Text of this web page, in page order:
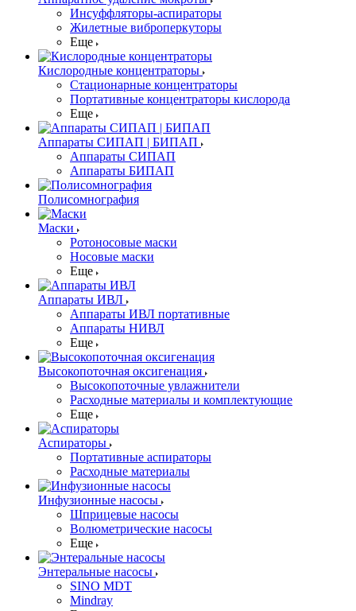
Инсуффляторы-аспираторы
Жилетные виброперкуторы
Еще
Кислородные концентраторы
Стационарные концентраторы
Портативные концентраторы кислорода
Еще
Аппараты СИПАП | БИПАП
Аппараты СИПАП
Аппараты БИПАП
Полисомнография
Маски
Ротоносовые маски
Носовые маски
Еще
Аппараты ИВЛ
Аппараты ИВЛ портативные
Аппараты НИВЛ
Еще
Высокопоточная оксигенация
Высокопоточные увлажнители
Расходные материалы и комплектующие
Еще
Аспираторы
Портативные аспираторы
Расходные материалы
Инфузионные насосы
Шприцевые насосы
Волюметрические насосы
Еще
Энтеральные насосы
SINO MDT
Mindray